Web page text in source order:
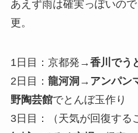
あえず雨は確実っぽいの
更。
1日目：京都発→香川でう
2日目： 龍河洞 → アンパン
野陶芸館でとんぼ玉作り
3日目：（天気が回復する